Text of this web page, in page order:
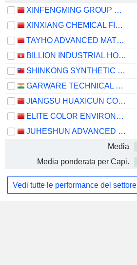
XINFENGMING GROUP CO., LTD.
XINXIANG CHEMICAL FIBER CO., LTD.
TAYHO ADVANCED MATERIALS GROUP CO., LTD.
BILLION INDUSTRIAL HOLDINGS LIMITED
SHINKONG SYNTHETIC FIBERS CORPORATION
GARWARE TECHNICAL FIBRES LIMITED
JIANGSU HUAXICUN CO.,LTD.
ELITE COLOR ENVIRONMENTAL RESOURCES SCIENCE & TECHNOLOGY CO., LTD.
JUHESHUN ADVANCED MATERIAL CO., LTD.
Media
Media ponderata per Capi.
Vedi tutte le performance del settore